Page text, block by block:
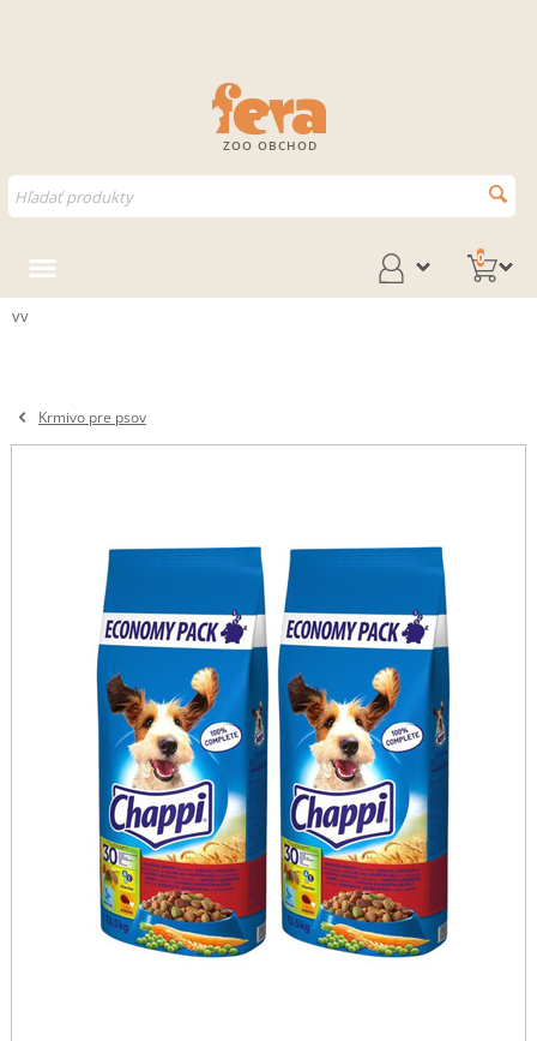
ZOO OBCHOD
0
vv
Krmivo pre psov